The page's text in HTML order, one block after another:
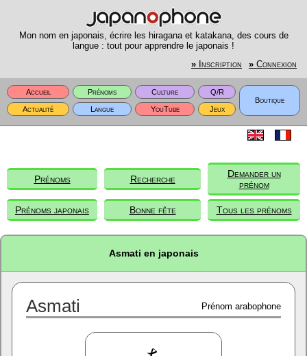
Mon nom en japonais, écrire les hiragana et katakana, des cours de
langue : tout pour apprendre le japonais !
» Inscription » Connexion
Accueil Prénoms Culture
Q/R
Boutique
Actualité
Langue YouTube Jeux
Prénoms Recherche
Demander un
prénom
Prénoms japonais Bonne fête Tous les prénoms
Asmati en japonais
Asmati Prénom arabophone